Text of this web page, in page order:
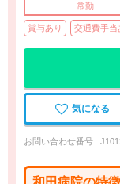
常勤
賞与あり 交通費手当
気になる
お問い合わせ番号 :